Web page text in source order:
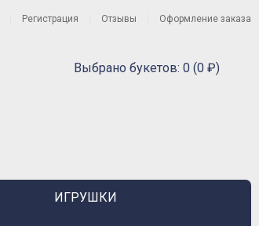
Регистрация Отзывы Оформление заказа
Выбрано букетов: 0 (0 ₽)
ИГРУШКИ